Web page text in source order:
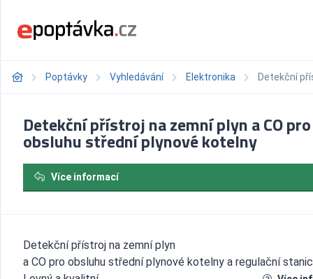
Poptávky Vyhledávání Elektronika Detekční
Detekční přístroj na zemní plyn a CO pro
obsluhu střední plynové kotelny
Více informací
Detekční přístroj na zemní plyn
a CO pro obsluhu střední plynové kotelny a regulační